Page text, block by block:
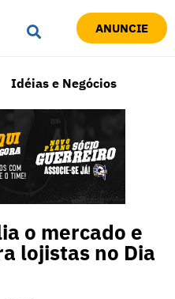
ANUNCIE
Idéias e Negócios
o mercado e
lojistas no Dia